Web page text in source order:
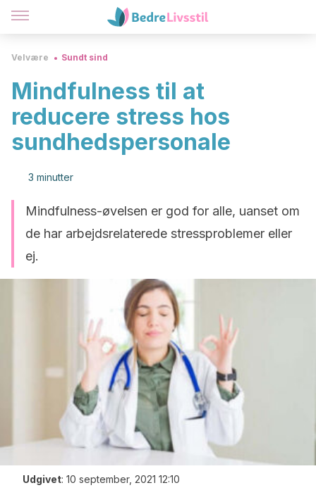
Velvære Sundt sind
Mindfulness til at
reducere stress hos
sundhedspersonale
3 minutter
Mindfulness-øvelsen er god for alle, uanset om
de har arbejdsrelaterede stressproblemer eller
ej.
Udgivet: 10 september, 2021 12:10